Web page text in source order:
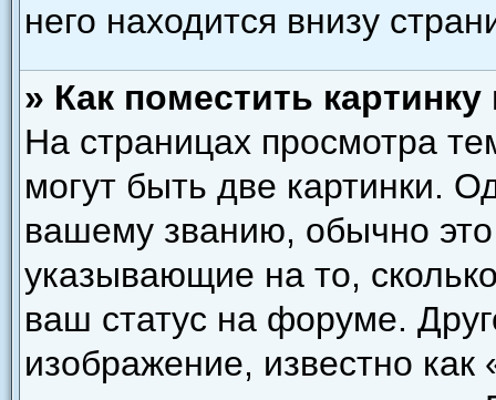
него находится внизу
» Как поместить
На страницах просмотра
могут быть две картинки.
вашему званию, обычно это
указывающие на то,
ваш статус на форуме.
изображение, известно